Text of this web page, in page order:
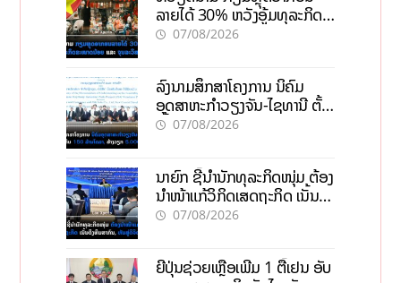
ລາຍໄດ້ 30% ຫວັງອູ້ມທຸລະກິດ
ຂະໜາດນ້ອຍ ແລະ ຈຸນລະ
07/08/2026
ລົງນາມສຶກສາໂຄງການ ນິຄົມ
ອຸດສາຫະກຳວຽງຈັນ-ໄຊທານີ ຕັ້ງ
ເປົ້າດຶງທຶນ 150 ລ້ານໂດລາ, ສ້າງ
07/08/2026
ນາຍົກ ຊີ້ນຳນັກທຸລະກິດໜຸ່ມ ຕ້ອງ
ນຳໜ້າແກ້ວິກິດເສດຖະກິດ ເນັ້ນດຶງ
ທຶນສາກົນ, ຫັນສູ່ດິຈິຕອນ
07/08/2026
ຍີ່ປຸ່ນຊ່ວຍເຫຼືອເພີ່ມ 1 ຕື້ເຢນ ອັບ